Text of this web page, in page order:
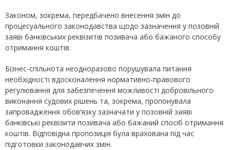
Законом, зокрема, передбачено внесення змін до
процесуального законодавства щодо зазначення у позовній
заяві банківських реквізитів позивача або бажаного способу
отримання коштів.
Бізнес-спільнота неодноразово порушувала питання
необхідності вдосконалення нормативно-правового
регулювання для забезпечення можливості добровільного
виконання судових рішень та, зокрема, пропонувала
запровадження обов’язку зазначати у позовній заяві
банківські реквізити позивача або бажаний спосіб отримання
коштів. Відповідна пропозиція була врахована під час
підготовки законодавчих змін.